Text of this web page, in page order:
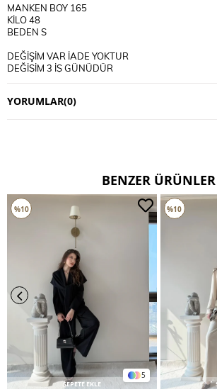
MANKEN BOY 165
KİLO 48
BEDEN S
DEĞİŞİM VAR İADE YOKTUR
DEĞİŞİM 3 İŞ GÜNÜDÜR
YORUMLAR(0)
BENZER ÜRÜNLER
5
SEPETE EKLE
%10 %10